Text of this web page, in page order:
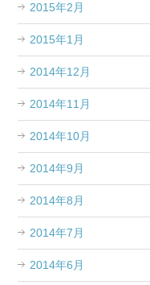
2015年2月
2015年1月
2014年12月
2014年11月
2014年10月
2014年9月
2014年8月
2014年7月
2014年6月